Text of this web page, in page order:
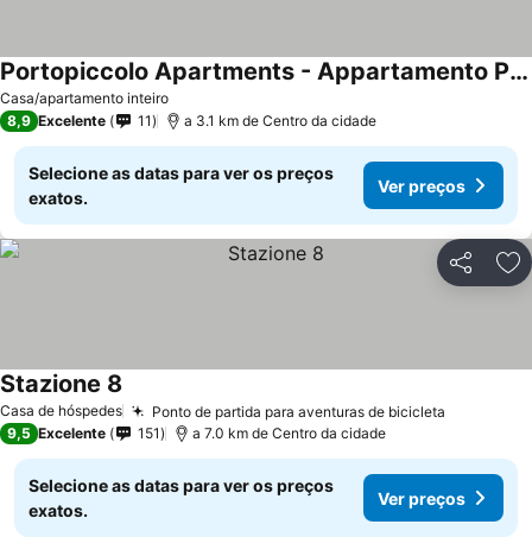
Casa/apartamento inteiro
Portopiccolo Apartments - Appartamento Perla nel borgo
Ver preços
8,9 Excelente 11 a 3.1 km de Centro da cidade
Selecione as datas para ver os preços
exatos.
Ver preços
Partilhar
Casa de hóspedes Ponto de partida para aventuras de bicicleta
Stazione 8
9,5 Excelente 151 a 7.0 km de Centro da cidade
Selecione as datas para ver os preços
exatos.
Ver preços